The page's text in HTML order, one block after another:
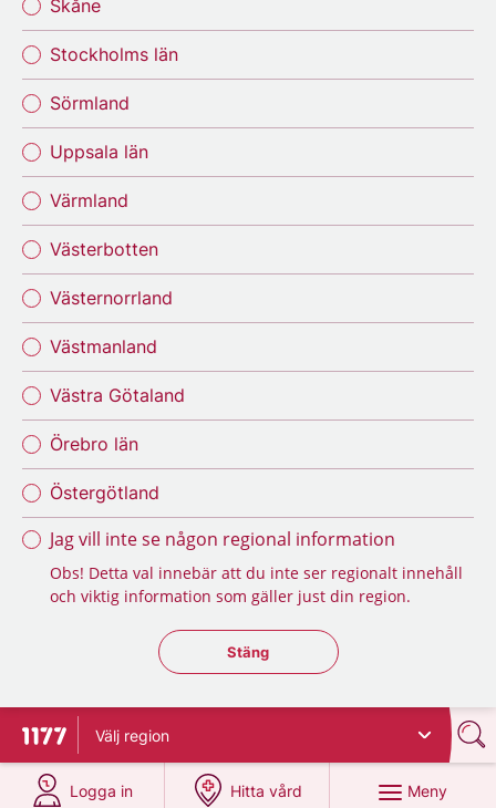
Skåne
Stockholms län
Sörmland
Uppsala län
Värmland
Västerbotten
Västernorrland
Västmanland
Västra Götaland
Örebro län
Östergötland
Jag vill inte se någon regional information
Obs! Detta val innebär att du inte ser regionalt innehåll
och viktig information som gäller just din region.
Stäng regionsväljaren
Stäng
Till startsidan för 1177
Välj region
Logga in
på 1177.se
Hitta vård
på 1177.se
Meny